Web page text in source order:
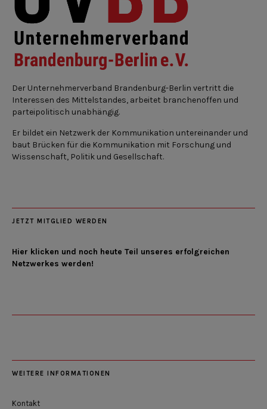
Der Unternehmerverband Brandenburg-Berlin vertritt die
Interessen des Mittelstandes, arbeitet branchenoffen und
parteipolitisch unabhängig.
Er bildet ein Netzwerk der Kommunikation untereinander und
baut Brücken für die Kommunikation mit Forschung und
Wissenschaft, Politik und Gesellschaft.
JETZT MITGLIED WERDEN
Hier klicken und noch heute Teil unseres erfolgreichen
Netzwerkes werden!
WEITERE INFORMATIONEN
Kontakt